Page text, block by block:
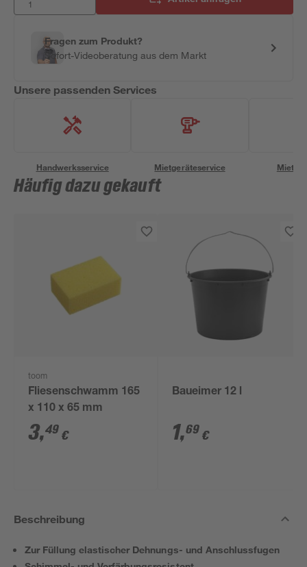
Fragen zum Produkt?
Sofort-Videoberatung aus dem Markt
Unsere passenden Services
Handwerksservice Mietgeräteservice
Häufig dazu gekauft
toom
Fliesenschwamm 165
x 110 x 65 mm
3,49 €
Baueimer 12 l
1,69 €
Beschreibung
Zur Füllung elastischer Dehnungs- und Anschlussfugen